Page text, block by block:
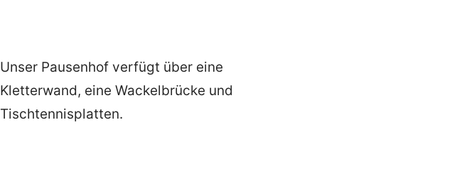
Unser Pausenhof verfügt über eine
Kletterwand, eine Wackelbrücke und
Tischtennisplatten.